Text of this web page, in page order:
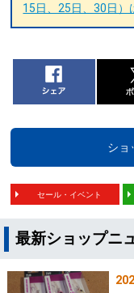
15日、25日、30日）
ショ
セール・イベント
最新ショップニ